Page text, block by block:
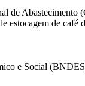
de Abastecimento
estocagem de café
e Social